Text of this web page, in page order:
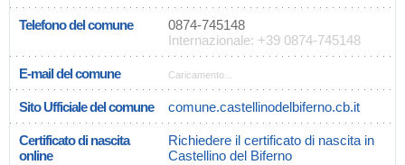
Telefono del comune
0874-745148
Internazionale: +39 0874-745148
E-mail del comune Caricamento...
Sito Ufficiale del comune comune.castellinodelbiferno.cb.it
Certificato di nascita
online
Richiedere il certificato di nascita in
Castellino del Biferno